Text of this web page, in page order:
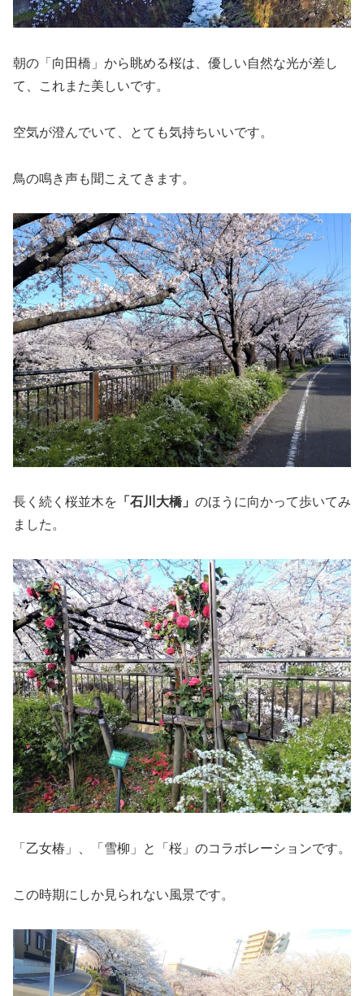
朝の「向田橋」から眺める桜は、優しい自然な光が差し
て、これまた美しいです。
空気が澄んでいて、とても気持ちいいです。
鳥の鳴き声も聞こえてきます。
長く続く桜並木を 「石川大橋」 のほうに向かって歩いてみ
ました。
「乙女椿」、「雪柳」と「桜」のコラボレーションです。
この時期にしか見られない風景です。